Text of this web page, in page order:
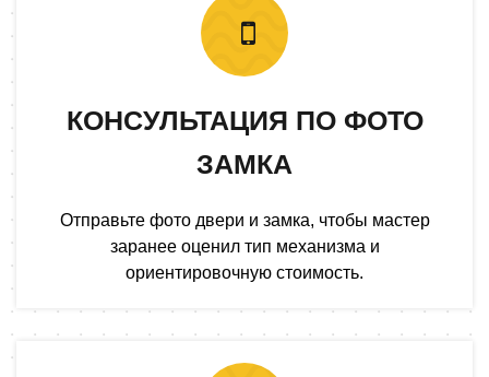
КОНСУЛЬТАЦИЯ ПО ФОТО
ЗАМКА
Отправьте фото двери и замка, чтобы мастер
заранее оценил тип механизма и
ориентировочную стоимость.